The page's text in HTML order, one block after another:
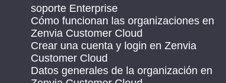
soporte Enterprise
Cómo funcionan las organizaciones en
Zenvia Customer Cloud
Crear una cuenta y login en Zenvia
Customer Cloud
Datos generales de la organización en